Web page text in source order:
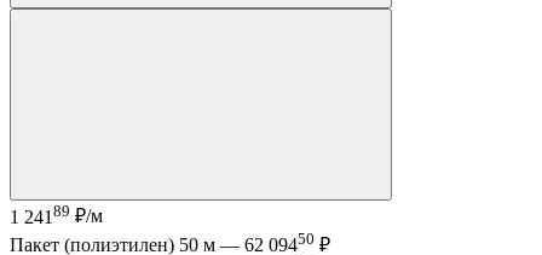
1 241 89 ₽/м
Пакет (полиэтилен) 50 м — 62 09450 ₽